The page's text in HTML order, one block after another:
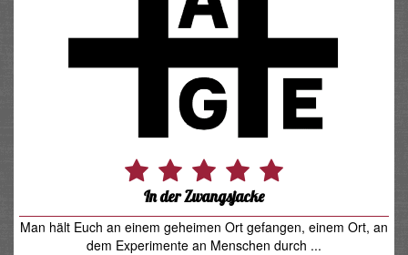
In der Zwangsjacke
Man hält Euch an einem geheimen Ort gefangen, einem Ort, an
dem Experimente an Menschen durch ...